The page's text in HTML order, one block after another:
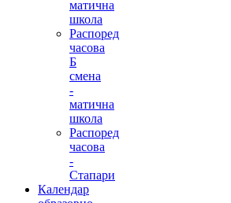
матична
школа
Распоред
часова
Б
смена
-
матична
школа
Распоред
часова
-
Стапари
Календар